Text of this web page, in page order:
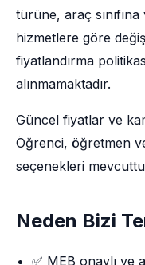
türüne, araç
hizmetlere göre
fiyatlandırma
alınmamaktadır.
Güncel fiyatlar ve
Öğrenci, öğretmen
seçenekleri
Neden Bizi
✅ MEB onaylı ve